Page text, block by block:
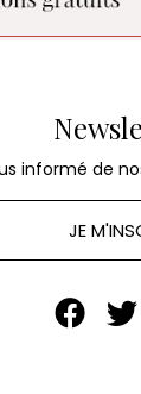
informé de
JE